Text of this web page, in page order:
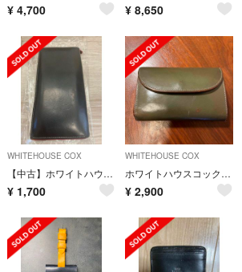
¥ 4,700 ¥ 8,650
WHITEHOUSE COX
【中古】ホワイトハウスコックス 長財布
¥ 1,700
WHITEHOUSE COX
ホワイトハウスコックス WHITEHOUSE COX 三つ折り財布
¥ 2,900